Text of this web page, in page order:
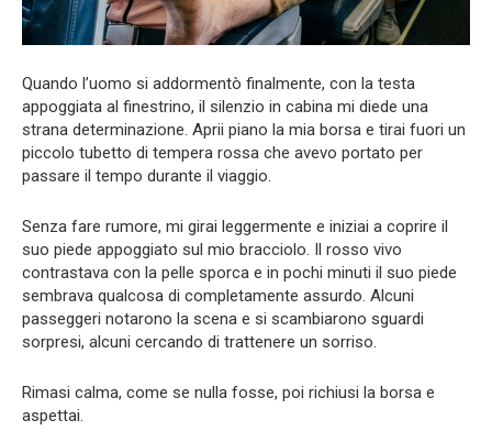
Quando l’uomo si addormentò finalmente, con la testa
appoggiata al finestrino, il silenzio in cabina mi diede una
strana determinazione. Aprii piano la mia borsa e tirai fuori un
piccolo tubetto di tempera rossa che avevo portato per
passare il tempo durante il viaggio.
Senza fare rumore, mi girai leggermente e iniziai a coprire il
suo piede appoggiato sul mio bracciolo. Il rosso vivo
contrastava con la pelle sporca e in pochi minuti il suo piede
sembrava qualcosa di completamente assurdo. Alcuni
passeggeri notarono la scena e si scambiarono sguardi
sorpresi, alcuni cercando di trattenere un sorriso.
Rimasi calma, come se nulla fosse, poi richiusi la borsa e
aspettai.